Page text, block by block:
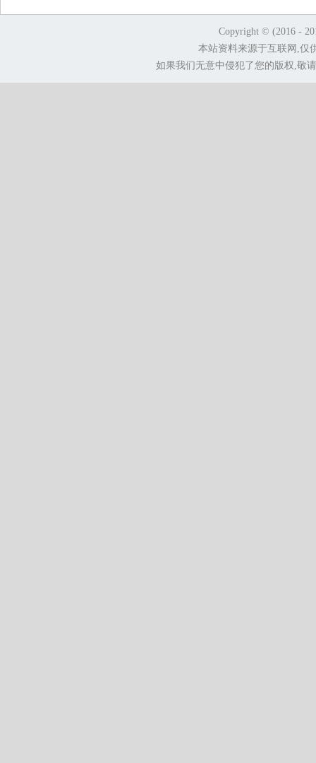
Copyright © (2016 -
本站资料来源于互联网,仅
如果我们无意中侵犯了您的版权,敬